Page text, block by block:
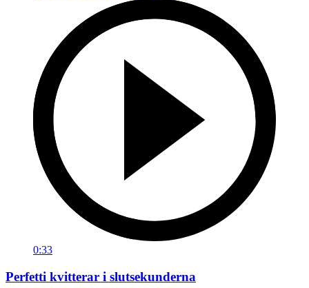
0:33
Perfetti kvitterar i slutsekunderna